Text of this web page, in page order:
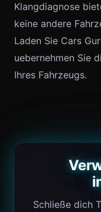
Klangdiagnose
keine andere
Laden Sie Cars
uebernehmen Sie
Ihres Fahrzeugs.
Schließe dich